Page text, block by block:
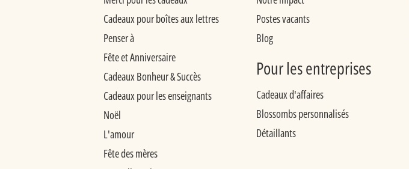
Cadeaux pour boîtes aux lettres
Penser à
Fête et Anniversaire
Cadeaux Bonheur & Succès
Cadeaux pour les enseignants
Noël
L'amour
Fête des mères
Postes vacants
Blog
Pour les entreprises
Cadeaux d'affaires
Blossombs personnalisés
Détaillants